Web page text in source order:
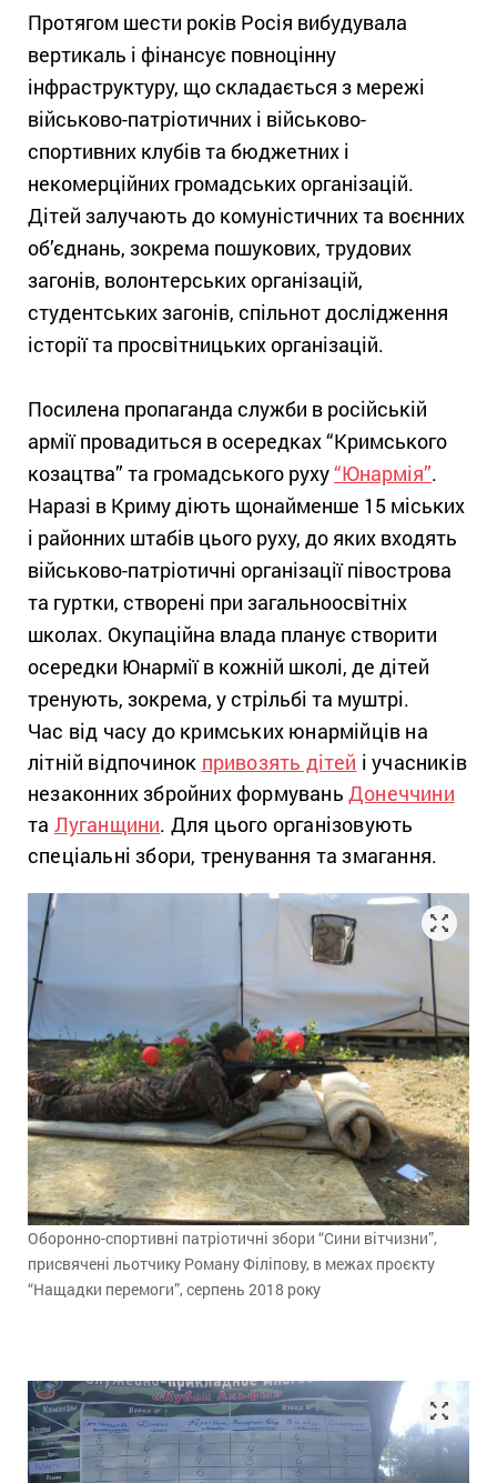
Протягом шести років Росія вибудувала
вертикаль і фінансує повноцінну
інфраструктуру, що складається з мережі
військово-патріотичних і військово-
спортивних клубів та бюджетних і
некомерційних громадських організацій.
Дітей залучають до комуністичних та воєнних
об’єднань, зокрема пошукових, трудових
загонів, волонтерських організацій,
студентських загонів, спільнот дослідження
історії та просвітницьких організацій.
Посилена пропаганда служби в російській
армії провадиться в осередках “Кримського
козацтва” та громадського руху“Юнармія”.
Наразі в Криму діють щонайменше 15 міських
і районних штабів цього руху, до яких входять
військово-патріотичні організації півострова
та гуртки, створені при загальноосвітніх
школах. Окупаційна влада планує створити
осередки Юнармії в кожній школі, де дітей
тренують, зокрема, у стрільбі та муштрі.
Час від часу до кримських юнармійців на
літній відпочинок привозять дітей і учасників
незаконних збройних формувань Донеччини
та Луганщини. Для цього організовують
спеціальні збори, тренування та змагання.
Оборонно-спортивні патріотичні збори “Сини вітчизни”,
присвячені льотчику Роману Філіпову, в межах проєкту
“Нащадки перемоги”, серпень 2018 року